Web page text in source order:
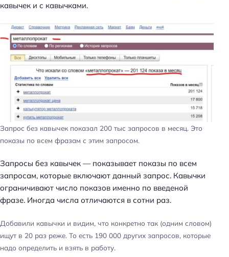
кавычек и с кавычками.
Запрос без кавычек показал 200 тыс запросов в месяц. Это
показы по всем фразам с этим запросом.
Запросы без кавычек — показывает показы по всем
запросам, которые включают данный запрос. Кавычки
ограничивают число показов именно по введеной
фразе. Иногда числа отличаются в сотни раз.
Добавили кавычки и видим, что конкретно так (одним словом)
ищут в 20 раз реже. То есть 190 000 других запросов, которые
надо определить и взять в работу.
Н
а